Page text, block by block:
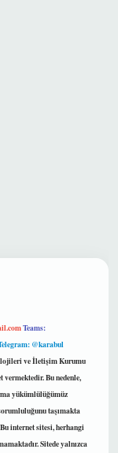
Teams:
@karabul
ve İletişim Kurumu
Bu nedenle,
yükümlülüğümüz
taşımakta
internet sitesi, herhangi
Sitede yalnızca